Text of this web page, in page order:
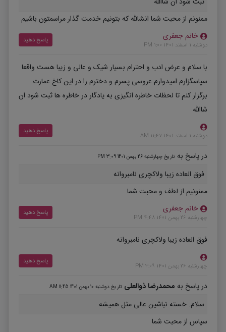
ممنونم از محبت شما انشالله که بتونیم خدمت گذار مراسمتون باشیم
خانم جعفری
دوشنبه 1 اسفند 1401 1:00 PM
پاسخ دهید
با سلام و عرض ادب و احترام بسیار شیک و عالی و زیبا هست واقعا
سپاسگزارم امیدوارم عروسی پسرم و دخترم را در این کاخ عمارت
برگزار کنم تا لحظات خاطره انگیزی به یادگار در خاطره ها ثبت شود ان
شاالله
دوشنبه 1 اسفند 1401 11:47 AM
پاسخ دهید
در پاسخ به تاریخ چهارشنبه 26 بهمن 1401 3:09 PM
فوق العاده زیبا ولاکچری نامبروانه
ممنونیم از لطف و محبت شما
خانم جعفری
چهارشنبه 26 بهمن 1401 4:48 PM
پاسخ دهید
فوق العاده زیبا ولاکچری نامبروانه
چهارشنبه 26 بهمن 1401 3:09 PM
پاسخ دهید
در پاسخ به محمدرضا ذوالعلی تاریخ دوشنبه 10 بهمن 1401 11:45 AM
سلام. خسته نباشین عالی مثل همیشه
سپاس از محبت شما